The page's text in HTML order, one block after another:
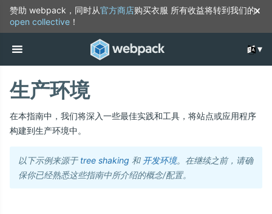
赞助 webpack，同时从官方商店购买衣服 所有收益将转到我们的
open collective ！
生产环境
在本指南中，我们将深入一些最佳实践和工具，将站点或应用程序
构建到生产环境中。
以下示例来源于 tree shaking 和 开发环境。在继续之前，请确
保你已经熟悉这些指南中所介绍的概念/配置。